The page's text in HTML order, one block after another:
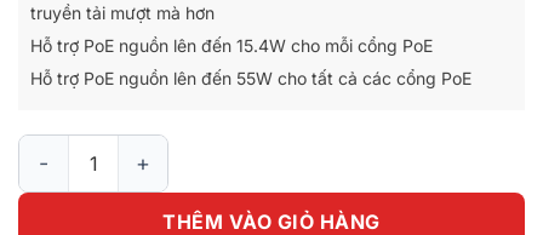
truyền tải mượt mà hơn
Hỗ trợ PoE nguồn lên đến 15.4W cho mỗi cổng PoE
Hỗ trợ PoE nguồn lên đến 55W cho tất cả các cổng PoE
Switch Desktop 8 cổng Gigabit với 4 cổng PoE TL-SG1008P
THÊM VÀO GIỎ HÀNG